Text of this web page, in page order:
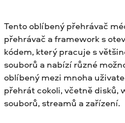
Tento oblíbený přehrávač
přehrávač a framework s
kódem, který pracuje s
souborů a nabízí různé
oblíbený mezi mnoha
přehrát cokoli, včetně disků,
souborů, streamů a zařízení.